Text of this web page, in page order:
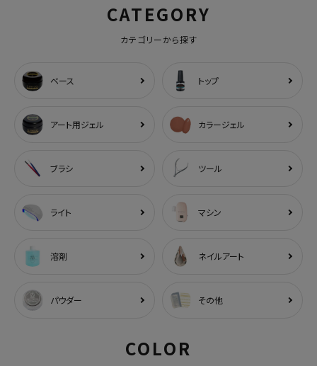
CATEGORY
カテゴリーから探す
ベース トップ
アート用ジェル カラージェル
ブラシ ツール
ライト マシン
溶剤 ネイルアート
パウダー その他
COLOR